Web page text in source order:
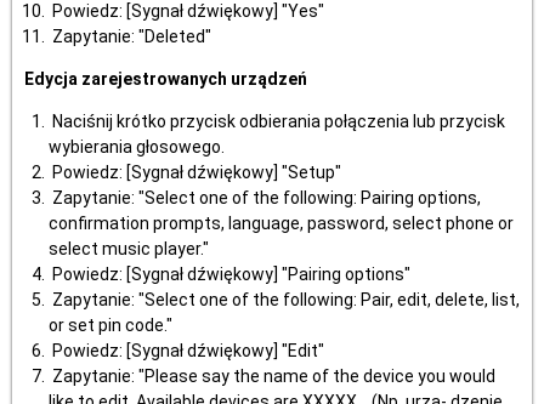
Powiedz: [Sygnał dźwiękowy] "Yes"
Zapytanie: "Deleted"
Edycja zarejestrowanych urządzeń
Naciśnij krótko przycisk odbierania połączenia lub przycisk
wybierania głosowego.
Powiedz: [Sygnał dźwiękowy] "Setup"
Zapytanie: "Select one of the following: Pairing options,
confirmation prompts, language, password, select phone or
select music player."
Powiedz: [Sygnał dźwiękowy] "Pairing options"
Zapytanie: "Select one of the following: Pair, edit, delete, list,
or set pin code."
Powiedz: [Sygnał dźwiękowy] "Edit"
Zapytanie: "Please say the name of the device you would